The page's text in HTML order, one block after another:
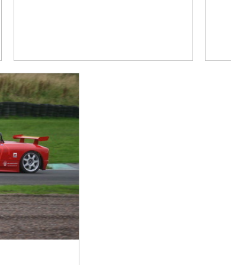
MASERATI BORA - 1972
1972-1978
#cj-id_3029